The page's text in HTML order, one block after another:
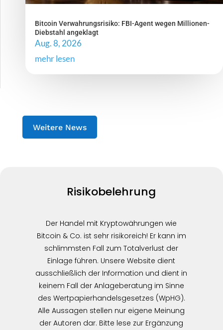
Bitcoin Verwahrungsrisiko: FBI-Agent wegen Millionen-
Diebstahl angeklagt
Aug. 8, 2026
mehr lesen
Weitere News
Risikobelehrung
Der Handel mit Kryptowährungen wie
Bitcoin & Co. ist sehr risikoreich! Er kann im
schlimmsten Fall zum Totalverlust der
Einlage führen. Unsere Website dient
ausschließlich der Information und dient in
keinem Fall der Anlageberatung im Sinne
des Wertpapierhandelsgesetzes (WpHG).
Alle Aussagen stellen nur eigene Meinung
der Autoren dar. Bitte lese zur Ergänzung